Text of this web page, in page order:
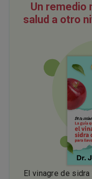
Un remedio
salud a otro
El vinagre de